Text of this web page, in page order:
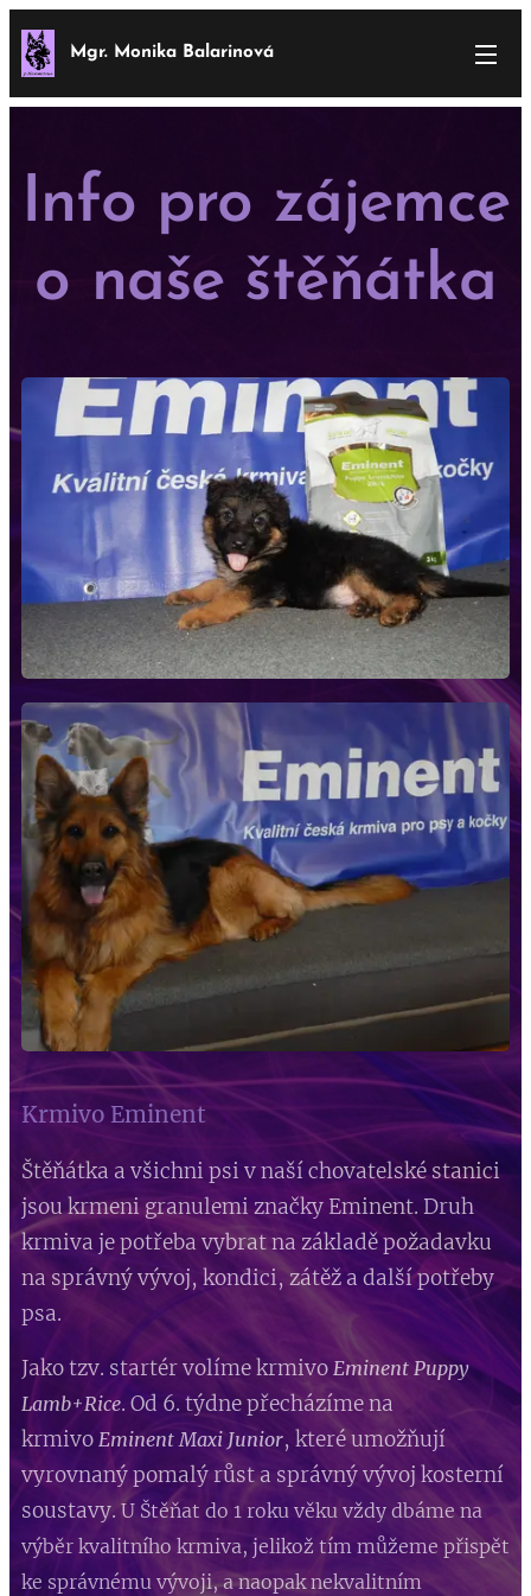
Mgr. Monika Balarinová
Info pro zájemce
o naše štěňátka
Krmivo Eminent
Štěňátka a všichni psi v naší chovatelské stanici
jsou krmeni granulemi značky Eminent. Druh
krmiva je potřeba vybrat na základě požadavku
na správný vývoj, kondici, zátěž a další potřeby
psa.
Jako tzv. startér volíme krmivo Eminent Puppy
Lamb+Rice. Od 6. týdne přecházíme na
krmivo Eminent Maxi Junior, které umožňují
vyrovnaný pomalý růst a správný vývoj kosterní
soustavy. U Štěňat do 1 roku věku vždy dbáme na
výběr kvalitního krmiva, jelikož tím můžeme přispět
ke správnému vývoji, a naopak nekvalitním